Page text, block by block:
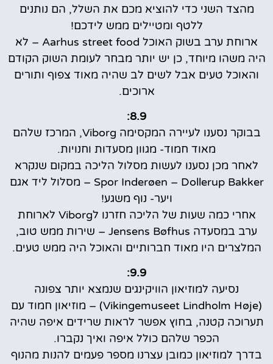
מהצד השני כדי להוציא מכם את השלל, הם נותנים
ללטף ומטיילים ממש לידכם!
ארוחת ערב בשוק האוכל Aarhus street food – לא
היה משהו מיוחד, כן יש יותר מבחר לעומת השוק הקודם
והאוכל טעים אבל לשים לב שהיה מאוד צפוף ותורים
ארוכים.
8.9:
בבוקר נסענו לעיירה המקסימה Viborg, המרכז שלהם
מאוד חמוד- מגוון מסעדות וחנויות.
לאחר מכן נסענו לעשות מסלול הליכה במקום שנקרא
Spor Inderøen – Dollerup Bakker – מסלול ליד אגם
ויער- נוף משגע!
אחרי כמה שעות של הליכה חזרנו לViborg לארוחת
ערב במסעדה Jensens Bøfhus – שירות ממש טוב,
המלצרים היו מאוד חברותיים והאוכל היה ממש טעים.
9.9:
נסיעה למוזיאון הוויקינגים שנמצא יותר צפונה
(Vikingemuseet Lindholm Høje) – מוזיאון חמוד עם
תערוכה קטנה, בחוץ אפשר לראות שרידים איפה שהיה
הכפר שלהם כולל איפה ואיך נקברו.
בדרך למוזיאון כמובן עצרנו מספר פעמים להנות מהנוף